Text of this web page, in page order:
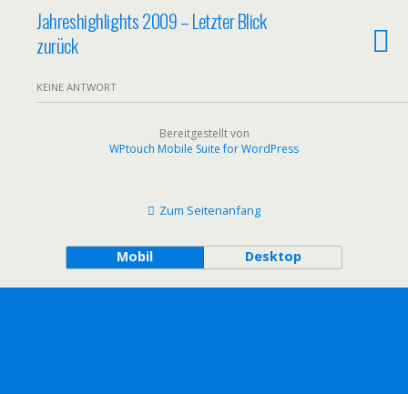
Jahreshighlights 2009 – Letzter Blick
zurück
KEINE ANTWORT
Bereitgestellt von
WPtouch Mobile Suite for WordPress
Zum Seitenanfang
Mobil Desktop